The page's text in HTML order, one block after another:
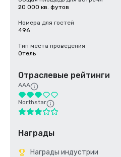
20 000 кв. футов
Номера для гостей
496
Тип места проведения
Отель
Отраслевые рейтинги
AAA
Northstar
Награды
Награды индустрии